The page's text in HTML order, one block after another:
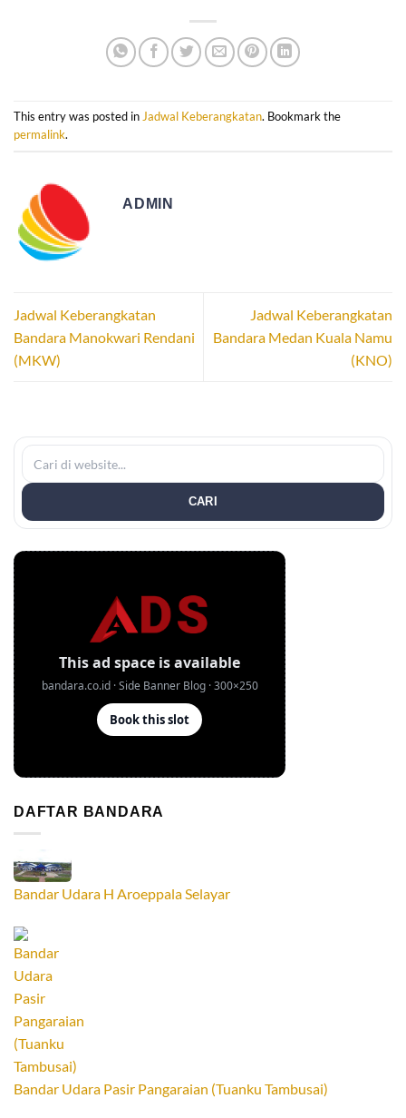
This entry was posted inJadwal Keberangkatan. Bookmark the
permalink.
ADMIN
Jadwal Keberangkatan
Bandara Manokwari Rendani
(MKW)
Jadwal Keberangkatan
Bandara Medan Kuala Namu
(KNO)
CARI
DAFTAR BANDARA
Bandar Udara H Aroeppala Selayar
Bandar Udara Pasir Pangaraian (Tuanku Tambusai)